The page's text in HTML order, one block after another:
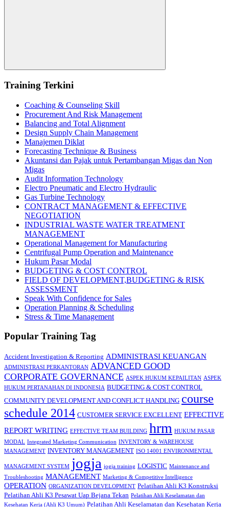
Search
Training Terkini
Coaching & Counseling Skill
Procurement And Risk Management
Balancing and Total Alignment
Design Supply Chain Management
Manajemen Diklat
Forecasting Technique & Business
Akuntansi dan Pajak untuk Pertambangan Migas dan Non
Migas
Audit Information Technology
Electro Pneumatic and Electro Hydraulic
Gas Turbine Technology
CONTRACT MANAGEMENT & EFFECTIVE
NEGOTIATION
INDUSTRIAL WASTE WATER TREATMENT
MANAGEMENT
Operational Management for Manufacturing
Centrifugal Pump Operation and Maintenance
Hukum Pasar Modal
BUDGETING & COST CONTROL
FIELD OF DEVELOPMENT,BUDGETING & RISK
ASSESSMENT
Speak With Confidence for Sales
Operation Planning & Scheduling
Stress & Time Management
Popular Training Tag
Accident Investigation & Reporting ADMINISTRASI KEUANGAN
ADMINISTRASI PERKANTORAN ADVANCED GOOD
CORPORATE GOVERNANCE ASPEK HUKUM KEPAILITAN ASPEK
HUKUM PERTANAHAN DI INDONESIA BUDGETING & COST CONTROL
COMMUNITY DEVELOPMENT AND CONFLICT HANDLING course
schedule 2014 CUSTOMER SERVICE EXCELLENT EFFECTIVE
REPORT WRITING EFFECTIVE TEAM BUILDING hrm HUKUM PASAR
MODAL Integrated Marketing Communication INVENTORY & WAREHOUSE
MANAGEMENT INVENTORY MANAGEMENT ISO 14001 ENVIRONMENTAL
MANAGEMENT SYSTEM jogja jogja training LOGISTIC Maintenance and
Troubleshooting MANAGEMENT Marketing & Competitive Intelligence
OPERATION ORGANIZATION DEVELOPMENT Pelatihan Ahli K3 Konstruksi
Pelatihan Ahli K3 Pesawat Uap Bejana Tekan Pelatihan Ahli Keselamatan dan
Kesehatan Kerja (Ahli K3 Umum) Pelatihan Ahli Keselamatan dan Kesehatan Kerja